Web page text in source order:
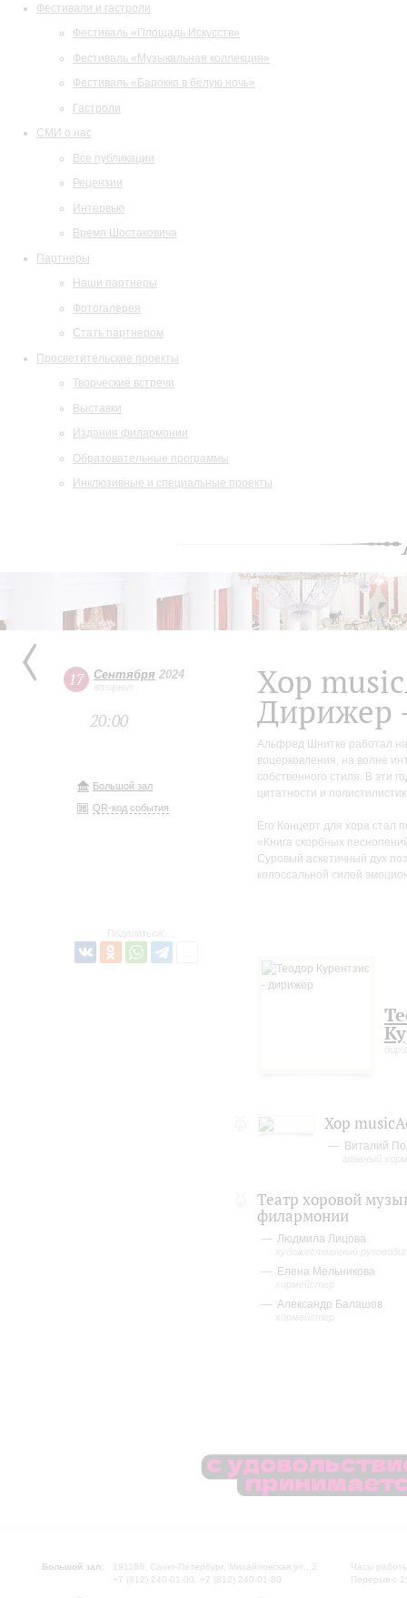
Фестивали и гастроли
Фестиваль «Площадь Искусств»
Фестиваль «Музыкальная коллекция»
Фестиваль «Барокко в белую ночь»
Гастроли
СМИ о нас
Все публикации
Рецензии
Интервью
Время Шостаковича
Партнеры
Наши партнеры
Фотогалерея
Стать партнером
Просветительские проекты
Творческие встречи
Выставки
Издания филармонии
Образовательные программы
Инклюзивные и специальные проекты
17 Сентября 2024
вторник
20:00
Большой зал
QR-код события
Поделиться:
Хор
Дирижер
Альфред Шнитке работал
воцерковления, на волне
собственного стиля. В эти
цитатности и
Его Концерт для хора стал
«Книга скорбных
Суровый аскетичный дух
колоссальной силой
Хор
Виталий
главный
Театр хоровой
филармонии
Людмила Лицова
художественный
Елена Мельникова
хормейстер
Александр Балашов
хормейстер
Большой зал:
191186, Санкт-Петербург, Михайловская ул., 2
+7 (812) 240-01-00, +7 (812) 240-01-80
Часы
Перерыв с